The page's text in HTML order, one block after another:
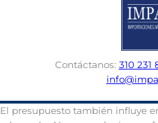
Contáctanos: 310 231
El presupuesto también influye